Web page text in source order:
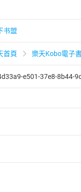
书盟
首頁 樂天Kobo電子
e501-37e8-8b44-
19條第1項後段暨通